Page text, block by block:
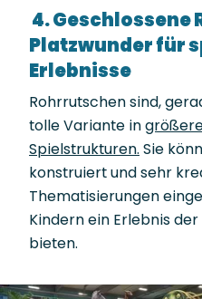
4. Geschlossene
Platzwunder für
Erlebnisse
Rohrrutschen sind,
tolle Variante in
Spielstrukturen. Sie
konstruiert und sehr
Thematisierungen
Kindern ein Erlebnis
bieten.